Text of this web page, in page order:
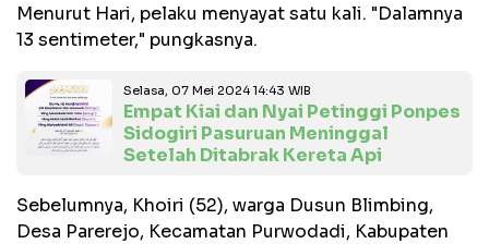
Menurut Hari, pelaku menyayat satu kali. "Dalamnya
13 sentimeter," pungkasnya.
Selasa, 07 Mei 2024 14:43 WIB
Empat Kiai dan Nyai Petinggi Ponpes
Sidogiri Pasuruan Meninggal
Setelah Ditabrak Kereta Api
Sebelumnya, Khoiri (52), warga Dusun Blimbing,
Desa Parerejo, Kecamatan Purwodadi, Kabupaten